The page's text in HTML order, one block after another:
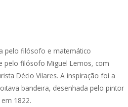
pelo filósofo e matemático
pelo filósofo Miguel Lemos, com
Décio Vilares. A inspiração foi a
bandeira, desenhada pelo pintor
1822.